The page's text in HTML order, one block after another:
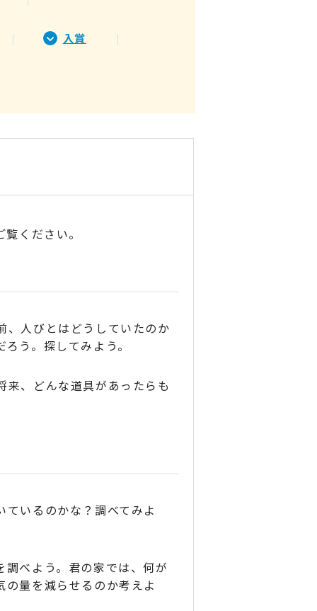
入賞
ください。
、人びとはどうしていたのか
う。探してみよう。
、どんな道具があったらも
いるのかな？調べてみよ
べよう。君の家では、何が
量を減らせるのか考えよ